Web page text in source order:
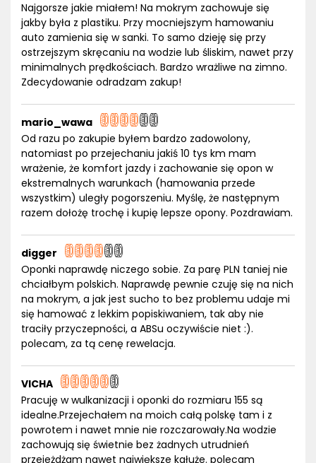
Najgorsze jakie miałem! Na mokrym zachowuje się
jakby była z plastiku. Przy mocniejszym hamowaniu
auto zamienia się w sanki. To samo dzieję się przy
ostrzejszym skręcaniu na wodzie lub śliskim, nawet przy
minimalnych prędkościach. Bardzo wrażliwe na zimno.
Zdecydowanie odradzam zakup!
mario_wawa
Od razu po zakupie byłem bardzo zadowolony,
natomiast po przejechaniu jakiś 10 tys km mam
wrażenie, że komfort jazdy i zachowanie się opon w
ekstremalnych warunkach (hamowania przede
wszystkim) uległy pogorszeniu. Myślę, że następnym
razem dołożę trochę i kupię lepsze opony. Pozdrawiam.
digger
Oponki naprawdę niczego sobie. Za parę PLN taniej nie
chciałbym polskich. Naprawdę pewnie czuję się na nich
na mokrym, a jak jest sucho to bez problemu udaje mi
się hamować z lekkim popiskiwaniem, tak aby nie
traciły przyczepności, a ABSu oczywiście niet :).
polecam, za tą cenę rewelacja.
VICHA
Pracuję w wulkanizacji i oponki do rozmiaru 155 są
idealne.Przejechałem na moich całą polskę tam i z
powrotem i nawet mnie nie rozczarowały.Na wodzie
zachowują się świetnie bez żadnych utrudnień
przejeżdżam nawet największe kałuże. polecam